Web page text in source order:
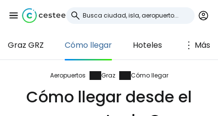
Graz GRZ Cómo llegar Hoteles Más
Aeropuertos Graz Cómo llegar
Cómo llegar desde el
Iniciar sesión en
Cestee
... la comunidad mundial de viajeros